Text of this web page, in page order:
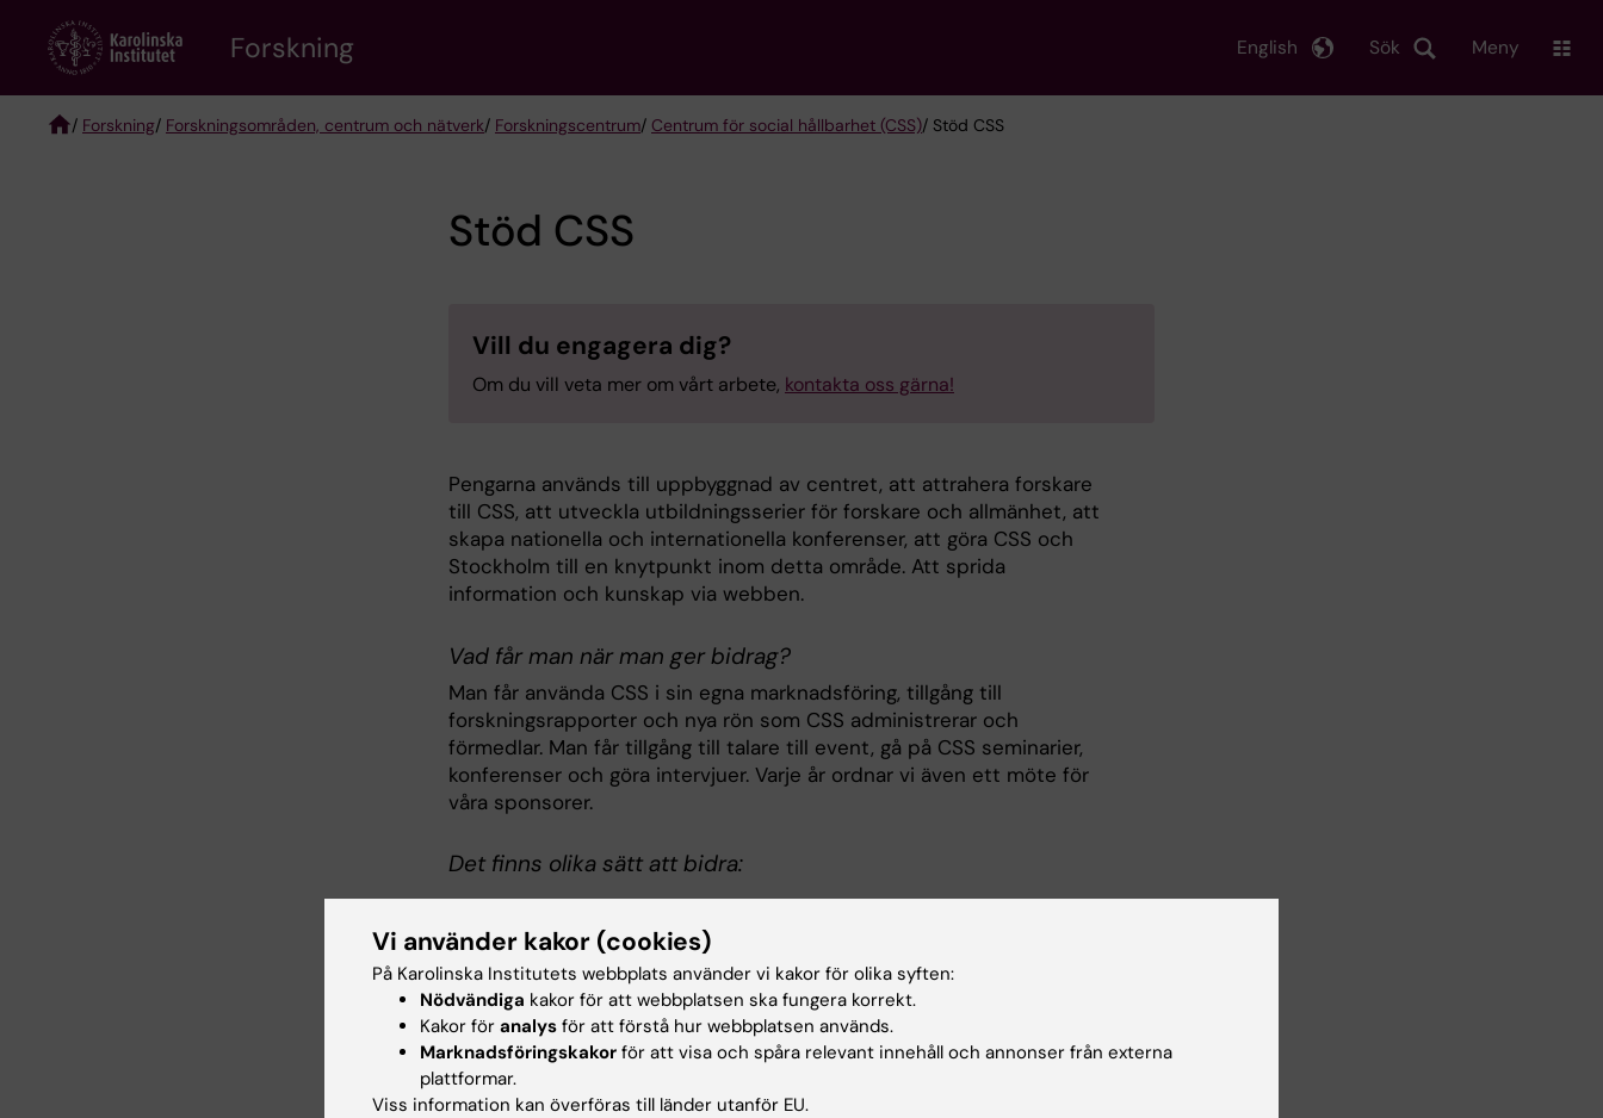
content
Forskning Sök
English Meny
/ Forskning/ Forskningsområden, centrum och nätverk/ Forskningscentrum/ Centrum för social hållbarhet (CSS)/ Stöd CSS
Stöd CSS
Vill du engagera dig?
Om du vill veta mer om vårt arbete, kontakta oss gärna!
Pengarna används till uppbyggnad av centret, att attrahera forskare
till CSS, att utveckla utbildningsserier för forskare och allmänhet, att
skapa nationella och internationella konferenser, att göra CSS och
Stockholm till en knytpunkt inom detta område. Att sprida
information och kunskap via webben.
Vad får man när man ger bidrag?
Man får använda CSS i sin egna marknadsföring, tillgång till
forskningsrapporter och nya rön som CSS administrerar och
förmedlar. Man får tillgång till talare till event, gå på CSS seminarier,
konferenser och göra intervjuer. Varje år ordnar vi även ett möte för
våra sponsorer.
Det finns olika sätt att bidra:
Organisation/Företag
Crowd-funding/ambassadörer
Forskningsmedel från traditionella anslagsgivare
Hade du nytta av informationen på denna sida?
Vi använder kakor (cookies)
På Karolinska Institutets webbplats använder vi kakor för olika syften:
Nödvändiga kakor för att webbplatsen ska fungera korrekt.
Kakor för analys för att förstå hur webbplatsen används.
Marknadsföringskakor för att visa och spåra relevant innehåll och annonser från externa
plattformar.
Viss information kan överföras till länder utanför EU.